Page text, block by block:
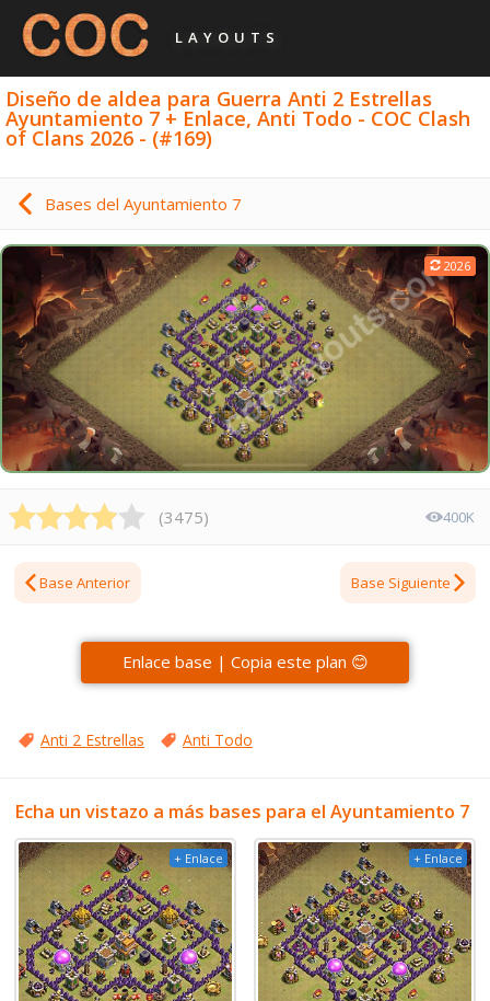
LAYOUTS
Diseño de aldea para Guerra Anti 2 Estrellas
Ayuntamiento 7 + Enlace, Anti Todo - COC Clash
of Clans 2026 - (#169)
Bases del Ayuntamiento 7
2026
(3475) 400K
Base Anterior Base Siguiente
Enlace base | Copia este plan 😊
Anti 2 Estrellas Anti Todo
Echa un vistazo a más bases para el Ayuntamiento 7
+ Enlace + Enlace